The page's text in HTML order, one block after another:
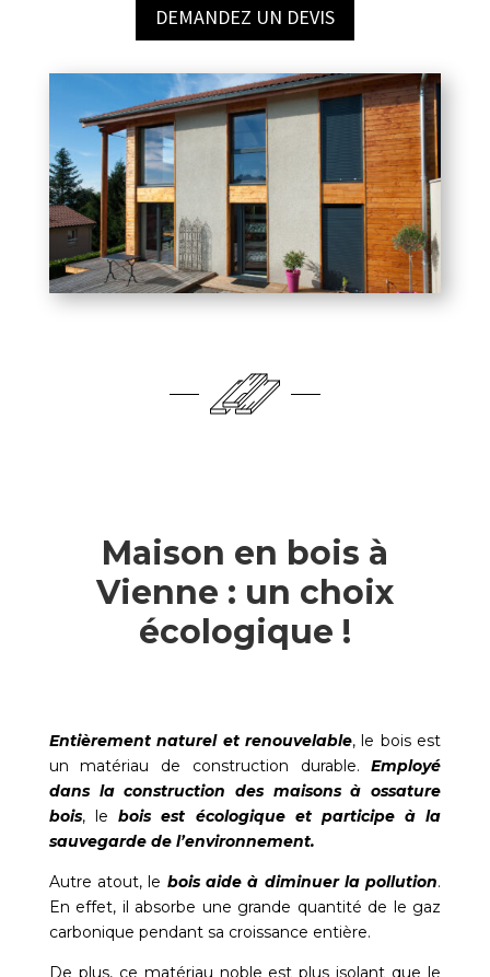
DEMANDEZ UN DEVIS
Maison en bois à
Vienne : un choix
écologique !
Entièrement naturel et renouvelable, le bois est
un matériau de construction durable.Employé
dans la construction des maisons à ossature
bois, lebois est écologique et participe à la
sauvegarde de l’environnement.
Autre atout, le bois aide à diminuer la pollution.
En effet, il absorbe une grande quantité de le gaz
carbonique pendant sa croissance entière.